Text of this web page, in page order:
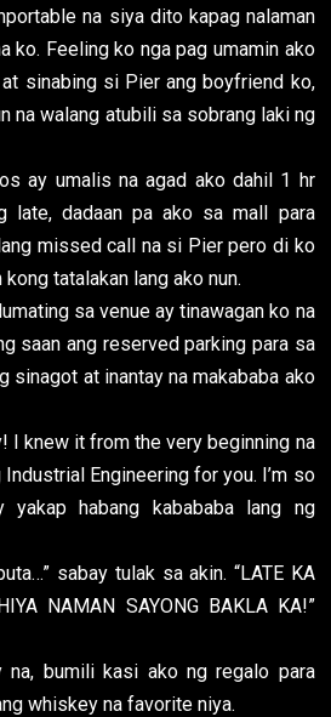
na siya dito kapag nalaman
ko. Feeling ko nga pag umamin ako
sinabing si Pier ang boyfriend ko,
na walang atubili sa sobrang laki ng
ay umalis na agad ako dahil 1 hr
late, dadaan pa ako sa mall para
missed call na si Pier pero di ko
tatalakan lang ako nun.
sa venue ay tinawagan ko na
saan ang reserved parking para sa
sinagot at inantay na makababa ako
I knew it from the very beginning na
Engineering for you. I’m so
yakap habang kabababa lang ng
sabay tulak sa akin. “LATE KA
NAMAN SAYONG BAKLA KA!”
na, bumili kasi ako ng regalo para
whiskey na favorite niya.